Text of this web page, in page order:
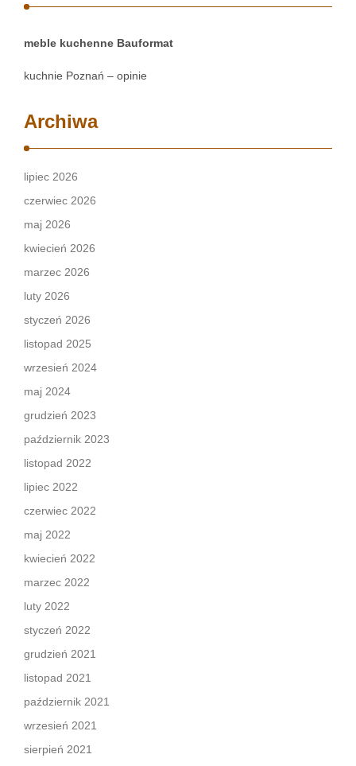
meble kuchenne Bauformat
kuchnie Poznań – opinie
Archiwa
lipiec 2026
czerwiec 2026
maj 2026
kwiecień 2026
marzec 2026
luty 2026
styczeń 2026
listopad 2025
wrzesień 2024
maj 2024
grudzień 2023
październik 2023
listopad 2022
lipiec 2022
czerwiec 2022
maj 2022
kwiecień 2022
marzec 2022
luty 2022
styczeń 2022
grudzień 2021
listopad 2021
październik 2021
wrzesień 2021
sierpień 2021